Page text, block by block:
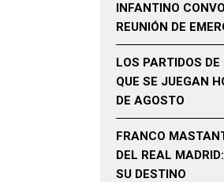
INFANTINO
REUNIÓN DE
LOS PARTIDOS
QUE SE JUEGAN
DE AGOSTO
FRANCO
DEL REAL
SU DESTINO